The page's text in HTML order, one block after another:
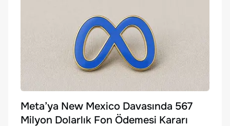
Meta’ya New Mexico Davasında 567
Milyon Dolarlık Fon Ödemesi Kararı